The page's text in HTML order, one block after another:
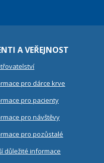
A VEŘEJNOST
pro dárce krve
pro pacienty
pro návštěvy
pro pozůstalé
důležité informace